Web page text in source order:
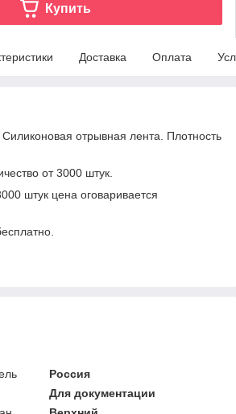
Купить
Доставка Оплата
отрывная лента. Плотность
от 3000 штук.
штук цена оговаривается
Россия
Для документации